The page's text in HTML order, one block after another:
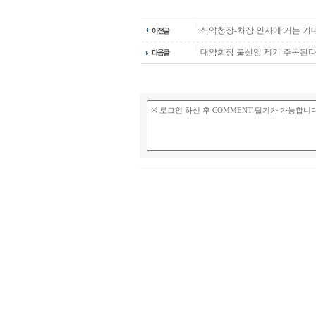
식약청장-차장 인사에 거는 기
대약회장 불신임 제기 주목된다